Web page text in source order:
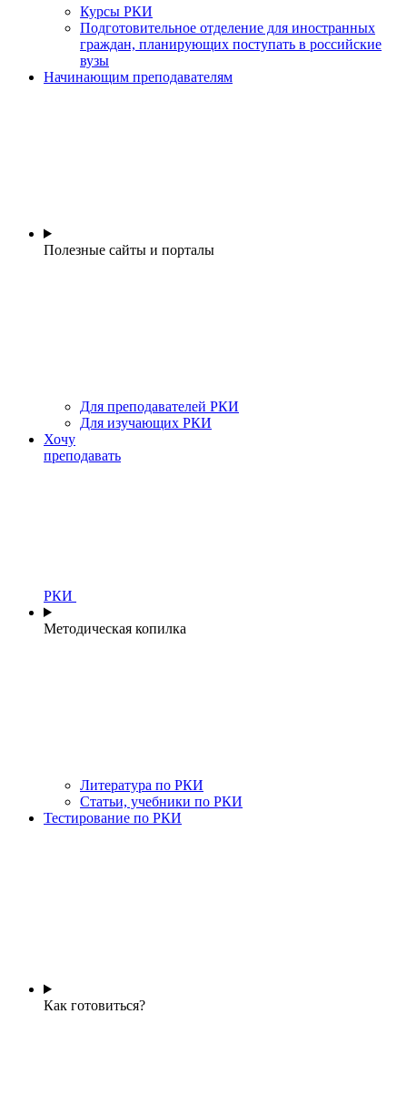
Курсы РКИ
Подготовительное отделение для иностранных
граждан, планирующих поступать в российские
вузы
Начинающим преподавателям
Полезные сайты и порталы
Для преподавателей РКИ
Для изучающих РКИ
Хочу
преподавать
РКИ
Методическая копилка
Литература по РКИ
Статьи, учебники по РКИ
Тестирование по РКИ
Как готовиться?